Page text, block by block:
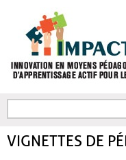
FORMULAIRE DE
VIGNETTES DE